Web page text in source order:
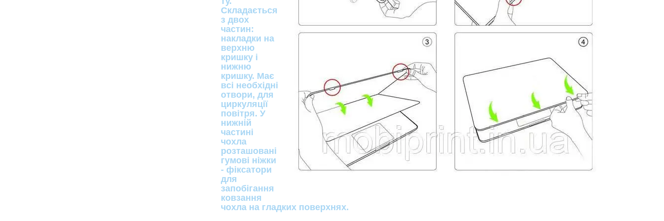
Складається
з двох
частин:
накладки на
верхню
кришку і
нижню
кришку. Має
всі необхідні
отвори, для
циркуляції
повітря. У
нижній
частині
чохла
розташовані
гумові ніжки
- фіксатори
для
запобігання
ковзання
чохла на гладких поверхнях.